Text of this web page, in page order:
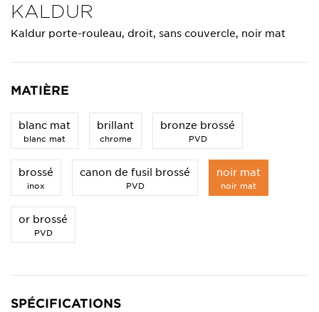
KALDUR
Kaldur porte-rouleau, droit, sans couvercle, noir mat
MATIÈRE
blanc mat
blanc mat
brillant
chrome
bronze brossé
PVD
brossé
inox
canon de fusil brossé
PVD
noir mat
noir mat
or brossé
PVD
SPÉCIFICATIONS